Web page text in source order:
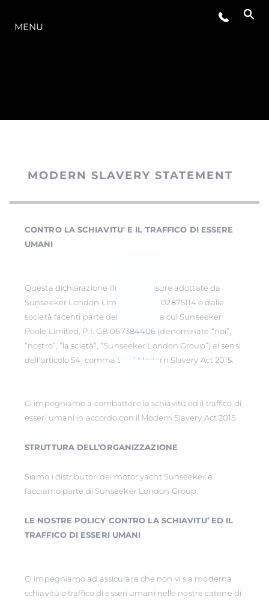
MENU
MODERN SLAVERY STATEMENT
CONTRO LA SCHIAVITU' E IL TRAFFICO DI ESSERE
UMANI
Questa dichiarazione illustra le misure adottate da
Sunseeker London Limited, P.I. GB02875114 e dalle
società facenti parte del Gruppo, tra cui Sunseeker
Poole Limited, P.I. GB 067384406 (denominate “noi”,
“nostro”, “la scietà”, “Sunseeker London Group”) ai sensi
dell’articolo 54, comma 5 del Modern Slavery Act 2015.
Ci impegniamo a combattere la schiavitù ed il traffico di
esseri umani in accordo con il Modern Slavery Act 2015.
STRUTTURA DELL’ORGANIZZAZIONE
Siamo i distributori dei motor yacht Sunseeker e
facciamo parte di Sunseeker London Group.
LE NOSTRE POLICY CONTRO LA SCHIAVITU’ ED IL
TRAFFICO DI ESSERI UMANI
Ci impegniamo ad assicurare che non vi sia moderna
schiavitù o traffico di esseri umani nelle nostre catene di